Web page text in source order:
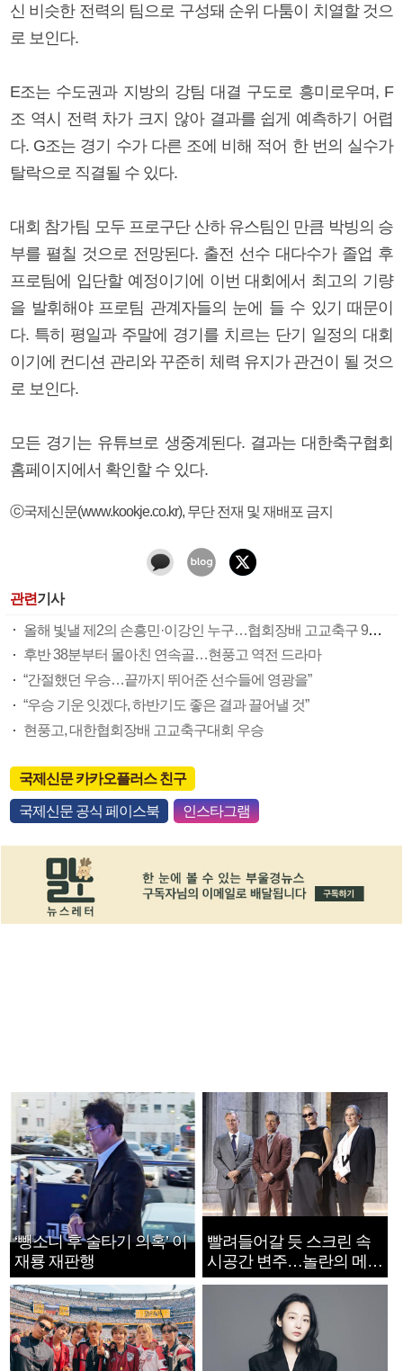
신 비슷한 전력의 팀으로 구성돼 순위 다툼이 치열할 것으
로 보인다.
E조는 수도권과 지방의 강팀 대결 구도로 흥미로우며, F
조 역시 전력 차가 크지 않아 결과를 쉽게 예측하기 어렵
다. G조는 경기 수가 다른 조에 비해 적어 한 번의 실수가
탈락으로 직결될 수 있다.
대회 참가팀 모두 프로구단 산하 유스팀인 만큼 박빙의 승
부를 펼칠 것으로 전망된다. 출전 선수 대다수가 졸업 후
프로팀에 입단할 예정이기에 이번 대회에서 최고의 기량
을 발휘해야 프로팀 관계자들의 눈에 들 수 있기 때문이
다. 특히 평일과 주말에 경기를 치르는 단기 일정의 대회
이기에 컨디션 관리와 꾸준히 체력 유지가 관건이 될 것으
로 보인다.
모든 경기는 유튜브로 생중계된다. 결과는 대한축구협회
홈페이지에서 확인할 수 있다.
ⓒ국제신문(www.kookje.co.kr), 무단 전재 및 재배포 금지
관련기사
올해 빛낼 제2의 손흥민·이강인 누구…협회장배 고교축구 9일 창녕서 개막
후반 38분부터 몰아친 연속골…현풍고 역전 드라마
“간절했던 우승…끝까지 뛰어준 선수들에 영광을”
“우승 기운 잇겠다, 하반기도 좋은 결과 끌어낼 것”
현풍고, 대한협회장배 고교축구대회 우승
국제신문 카카오플러스 친구
국제신문 공식 페이스북 인스타그램
‘뺑소니 후 술타기 의혹’ 이
재룡 재판행
빨려들어갈 듯 스크린 속
시공간 변주…놀란의 메시
지는 ‘전쟁 속죄’